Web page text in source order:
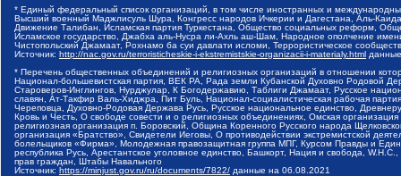
* Единый федеральный список организаций, в том числе иностранных и
Высший военный Маджлисуль Шура, Конгресс народов Ичкерии и Дагестана, Аль-
Движение Талибан, Исламская партия Туркестана, Общество социальных реформ,
Исламское государство, Джабха аль-Нусра ли-Ахль аш-Шам, Народное ополчение
Чистопольский Джамаат, Рохнамо ба суи давлати исломи, Террористическое
Источник: http://nac.gov.ru/terroristicheskie-i-ekstremistskie-organizacii-i-materialy.html
* Перечень общественных объединений и религиозных организаций в отношении
Национал-большевистская партия, ВЕК РА, Рада земли Кубанской Духовно Родовой
Староверов-Инглингов, Нурджулар, К Богодержавию, Таблиги Джамаат, Русское
славян, Ат-Такфир Валь-Хиджра, Пит Буль, Национал-социалистическая рабочая
Череповца, Духовно-Родовая Держава Русь, Русское национальное единство,
Кровь и Честь, О свободе совести и о религиозных объединениях, Омская
религиозная организация п. Боровский, Община Коренного Русского народа
организация «Братство», Свидетели Иеговы, О противодействии экстремистской
болельщиков «Фирма», Молодежная правозащитная группа МПГ, Курсом Правды и
республика Русь, Арестантское уголовное единство, Башкорт, Нация и свобода,
прав граждан, Штабы Навального
Источник: https://minjust.gov.ru/ru/documents/7822/ данные на 06.08.2021